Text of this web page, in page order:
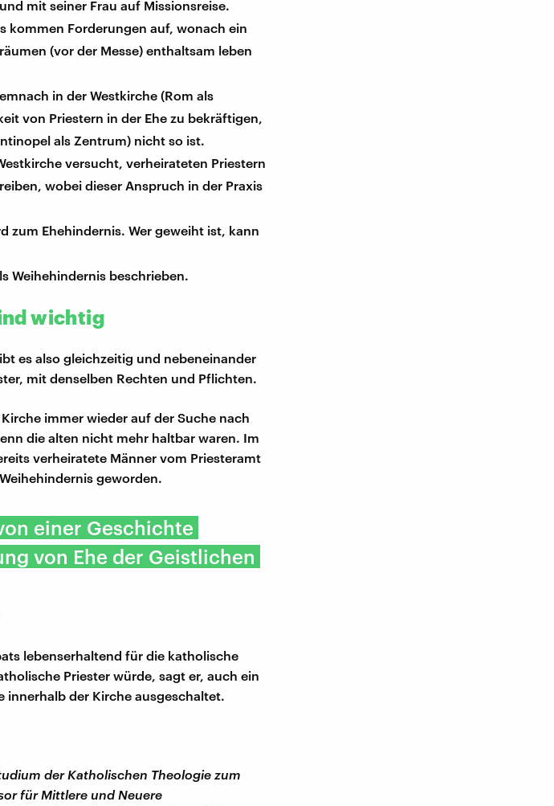
mit seiner Frau auf Missionsreise.
kommen Forderungen auf, wonach ein
(vor der Messe) enthaltsam leben
in der Westkirche (Rom als
von Priestern in der Ehe zu bekräftigen,
als Zentrum) nicht so ist.
versucht, verheirateten Priestern
wobei dieser Anspruch in der Praxis
zum Ehehindernis. Wer geweiht ist, kann
Weihehindernis beschrieben.
wichtig
es also gleichzeitig und nebeneinander
mit denselben Rechten und Pflichten.
immer wieder auf der Suche nach
die alten nicht mehr haltbar waren. Im
verheiratete Männer vom Priesteramt
geworden.
einer Geschichte
von Ehe der Geistlichen
lebenserhaltend für die katholische
Priester würde, sagt er, auch ein
der Kirche ausgeschaltet.
der Katholischen Theologie zum
für Mittlere und Neuere